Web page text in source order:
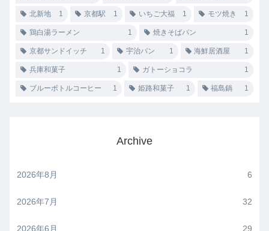
北新地 1 京都駅 1 いちご大福 1 モツ焼き 1
鶏白湯ラーメン 1 焼きそばパン 1
京都サンドイッチ 1 宇治パン 1 海鮮居酒屋 1
兵庫和菓子 1 ガトーショコラ 1
ブルーボトルコーヒー 1 姫路和菓子 1 福島鍋 1
Archive
2026年8月 6
2026年7月 32
2026年6月 29